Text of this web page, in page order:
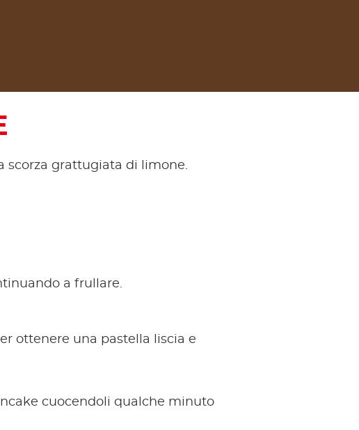
scorza grattugiata di limone.
a frullare.
ottenere una pastella liscia e
cuocendoli qualche minuto